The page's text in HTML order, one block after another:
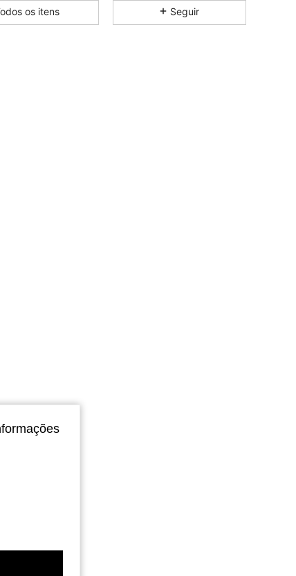
os itens Seguir